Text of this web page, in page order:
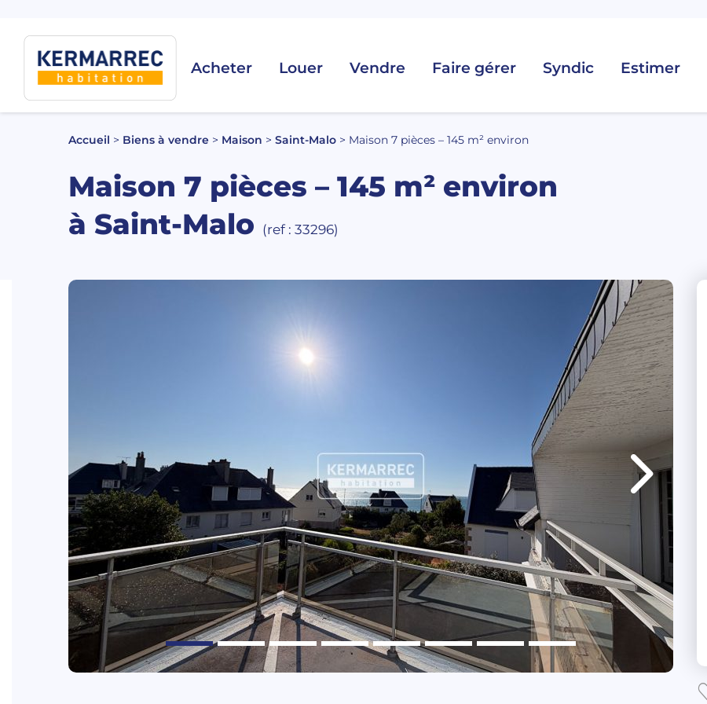
Acheter Louer Vendre Faire gérer Syndic Estimer
Accueil > Biens à vendre > Maison > Saint-Malo > Maison 7 pièces – 145 m² environ
Maison 7 pièces – 145 m² environ
à Saint-Malo (ref : 33296)